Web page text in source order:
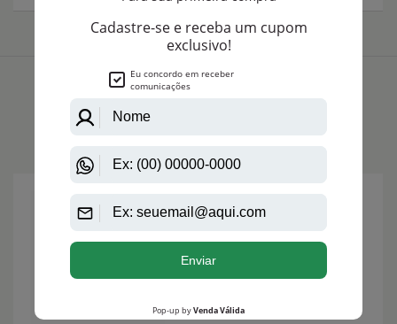
LANÇAMENTOS
266,50 Bvlgari
Eau De Parfum
Até12X